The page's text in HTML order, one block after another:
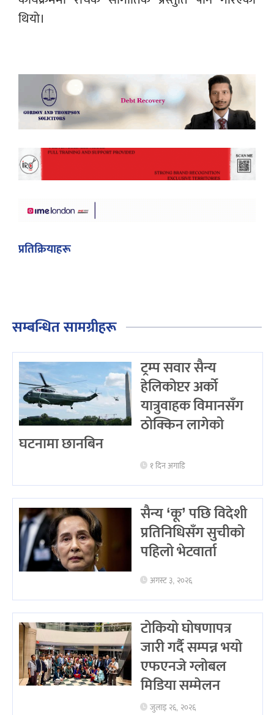
थियो।
प्रतिक्रियाहरू
सम्बन्धित सामग्रीहरू
ट्रम्प सवार सैन्य
हेलिकोप्टर अर्को
यात्रुवाहक विमानसँग
ठोक्किन लागेको
घटनामा छानबिन
१ दिन अगाडि
सैन्य ‘कू’ पछि विदेशी
प्रतिनिधिसँग सुचीको
पहिलो भेटवार्ता
अगस्ट ३, २०२६
टोकियो घोषणापत्र
जारी गर्दै सम्पन्न भयो
एफएनजे ग्लोबल
मिडिया सम्मेलन
जुलाइ २६, २०२६